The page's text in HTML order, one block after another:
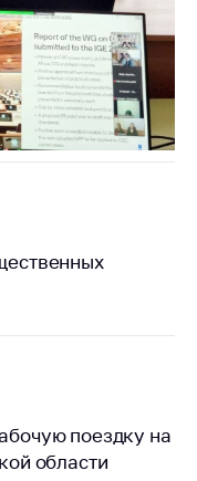
поездку на
области